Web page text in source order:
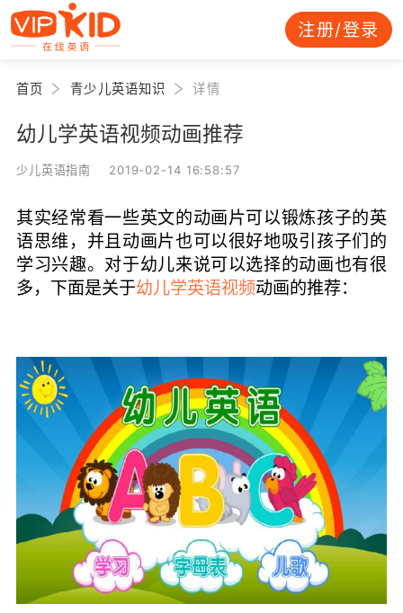
注册/登录
首页 青少儿英语知识 详情
幼儿学英语视频动画推荐
少儿英语指南 2019-02-14 16:58:57
其实经常看一些英文的动画片可以锻炼孩子的英
语思维，并且动画片也可以很好地吸引孩子们的
学习兴趣。对于幼儿来说可以选择的动画也有很
多，下面是关于幼儿学英语视频动画的推荐：